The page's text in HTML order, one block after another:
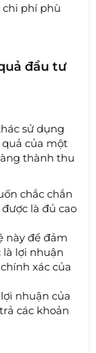
chi phí phù
đầu tư
sử dụng
quả của một
thành thu
chắc chắn
là đủ cao
này để đảm
là lợi nhuận
xác của
nhuận của
các khoản